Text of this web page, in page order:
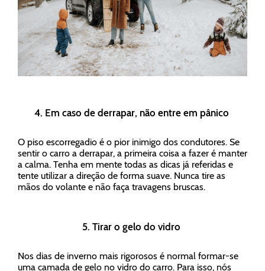
4. Em caso de derrapar, não entre em pânico
O piso escorregadio é o pior inimigo dos condutores. Se
sentir o carro a derrapar, a primeira coisa a fazer é manter
a calma. Tenha em mente todas as dicas já referidas e
tente utilizar a direção de forma suave. Nunca tire as
mãos do volante e não faça travagens bruscas.
5. Tirar o gelo do vidro
Nos dias de inverno mais rigorosos é normal formar-se
uma camada de gelo no vidro do carro. Para isso, nós